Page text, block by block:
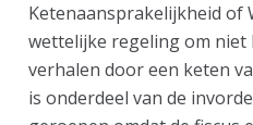
Ketenaansprakelijkheid of
wettelijke regeling om
verhalen door een keten
is onderdeel van de